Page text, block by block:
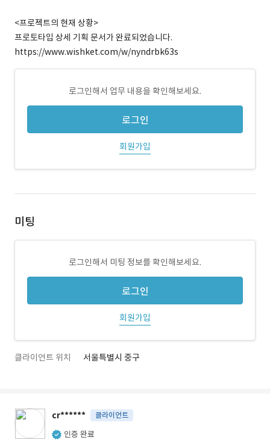
<프로젝트의 현재 상황>
프로토타입 상세 기획 문서가 완료되었습니다.
https://www.wishket.com/w/nyndrbk63s
로그인해서 업무 내용을 확인해보세요.
로그인
회원가입
미팅
로그인해서 미팅 정보를 확인해보세요.
로그인
회원가입
클라이언트 위치 서울특별시 중구
cr****** 클라이언트
인증 완료